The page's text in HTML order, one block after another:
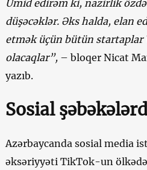
Ümid edirəm ki, nazirliközdə
düşəcəklər. Əks halda, elan
etmək üçün bütün
olacaqlar”,– bloqer Nicat
yazıb.
Sosial
Azərbaycanda sosial media
əksəriyyəti TikTok-un